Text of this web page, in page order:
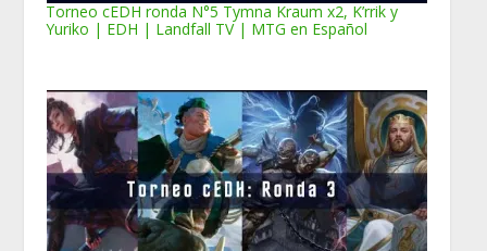
Torneo cEDH ronda N°5 Tymna Kraum x2, K’rrik y
Yuriko | EDH | Landfall TV | MTG en Español